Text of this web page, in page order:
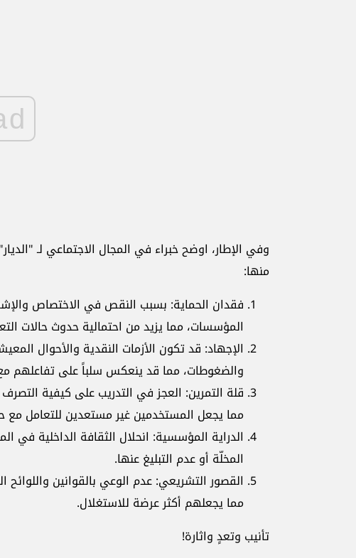
وفي الإطار، اوضح خبراء في المجال الاجتماعي لـ
منها:
فقدان الحماية: بسبب النقص في الاختصاص
المؤسسات، مما يزيد من احتمالية حدوث حالات
الإجهاد: قد تكون الأزمات النقدية والأحوال
والضغوطات، مما قد ينعكس سلباً على تفاعلهم
قلة التمرين: العجز في التدريب على كيفية
مما يجعل المستخدمين غير مستعدين للتعامل
الدراية المؤسسية: انحلال الثقافة الداخلية
المخلّة أو عدم التبليغ عنها.
القصور التشريعي: عدم الوعي بالقوانين
مما يجعلهم أكثر عرضة للاستغلال.
تأنيب وتعدٍ واثارة!